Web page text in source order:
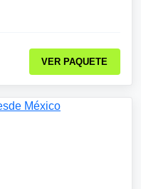
VER PAQUETE